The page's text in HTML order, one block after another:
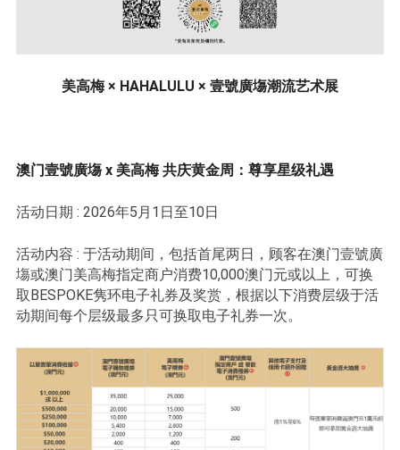
美高梅 × HAHALULU × 壹號廣塲潮流艺术展
澳门壹號廣塲 x 美高梅 共庆黄金周：尊享星级礼遇
活动日期 : 2026年5月1日至10日
活动内容 : 于活动期间，包括首尾两日，顾客在澳门壹號廣
塲或澳门美高梅指定商户消费10,000澳门元或以上，可换
取BESPOKE隽环电子礼券及奖赏，根据以下消费层级于活
动期间每个层级最多只可换取电子礼券一次。